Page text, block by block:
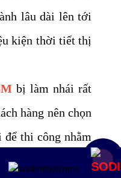
lâu dài lên tới
kiện thời tiết thị
bị làm nhái rất
hàng nên chọn
thi công nhằm